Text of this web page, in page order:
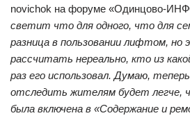
novichok на форуме «Одинцово-
светит что для одного, что для
разница в пользовании лифтом, но
рассчитать нереально, кто из
раз его использовал. Думаю,
отследить жителям будет легче,
была включена в «Содержание и